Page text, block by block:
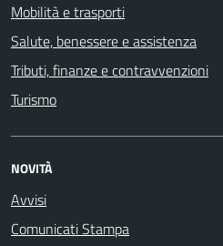
Mobilità e trasporti
Salute, benessere e assistenza
Tributi, finanze e contravvenzioni
Turismo
NOVITÀ
Avvisi
Comunicati Stampa